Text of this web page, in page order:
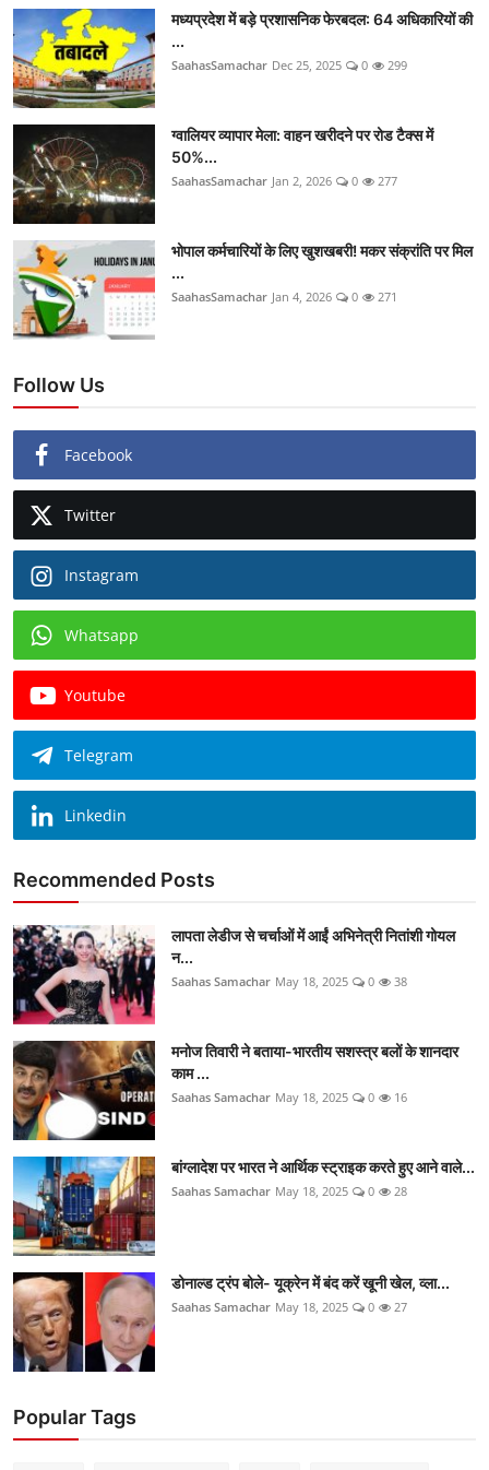
मध्यप्रदेश में बड़े प्रशासनिक फेरबदल: 64 अधिकारियों की
...
SaahasSamachar Dec 25, 2025 0 299
ग्वालियर व्यापार मेला: वाहन खरीदने पर रोड टैक्स में
50%...
SaahasSamachar Jan 2, 2026 0 277
भोपाल कर्मचारियों के लिए खुशखबरी! मकर संक्रांति पर मिल
...
SaahasSamachar Jan 4, 2026 0 271
Follow Us
Facebook
Twitter
Instagram
Whatsapp
Youtube
Telegram
Linkedin
Recommended Posts
लापता लेडीज से चर्चाओं में आईं अभिनेत्री नितांशी गोयल
न...
Saahas Samachar May 18, 2025 0 38
मनोज तिवारी ने बताया-भारतीय सशस्त्र बलों के शानदार
काम ...
Saahas Samachar May 18, 2025 0 16
बांग्लादेश पर भारत ने आर्थिक स्ट्राइक करते हुए आने वाले...
Saahas Samachar May 18, 2025 0 28
डोनाल्ड ट्रंप बोले- यूक्रेन में बंद करें खूनी खेल, व्ला...
Saahas Samachar May 18, 2025 0 27
Popular Tags